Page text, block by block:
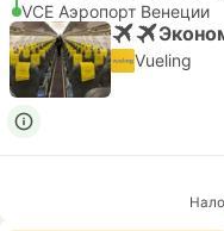
VCE Аэропорт Венеции
Vueling